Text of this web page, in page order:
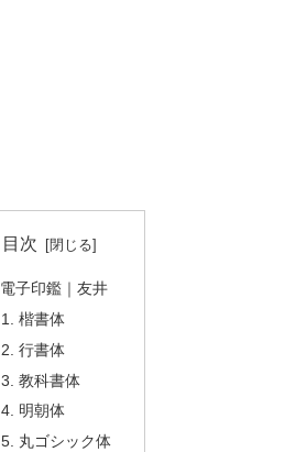
目次
電子印鑑｜友井
楷書体
行書体
教科書体
明朝体
丸ゴシック体